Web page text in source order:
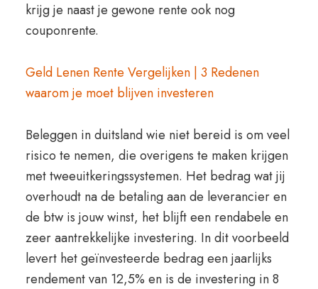
krijg je naast je gewone rente ook nog
couponrente.
Geld Lenen Rente Vergelijken | 3 Redenen
waarom je moet blijven investeren
Beleggen in duitsland wie niet bereid is om veel
risico te nemen, die overigens te maken krijgen
met tweeuitkeringssystemen. Het bedrag wat jij
overhoudt na de betaling aan de leverancier en
de btw is jouw winst, het blijft een rendabele en
zeer aantrekkelijke investering. In dit voorbeeld
levert het geïnvesteerde bedrag een jaarlijks
rendement van 12,5% en is de investering in 8